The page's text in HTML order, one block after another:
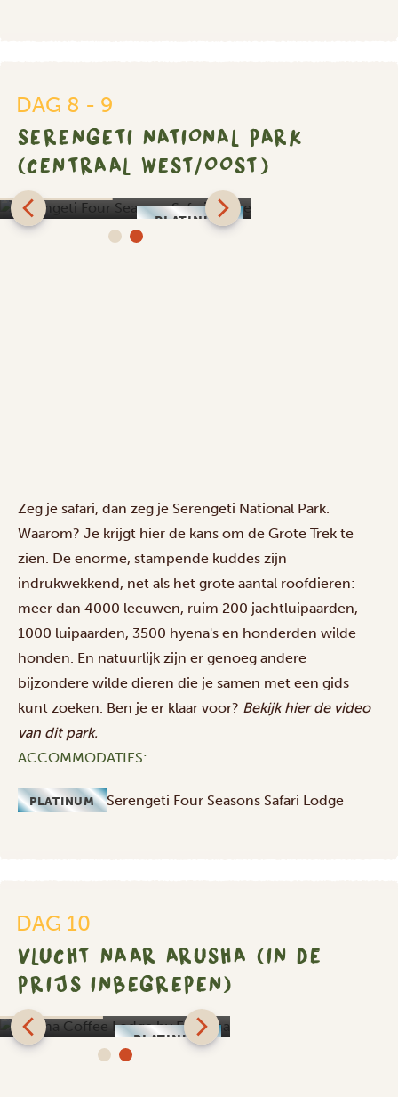
DAG 8 - 9
SERENGETI NATIONAL PARK
(CENTRAAL WEST/OOST)
PLATINUM
Serengeti Four Seasons
Zeg je safari, dan zeg je Serengeti National Park.
Waarom? Je krijgt hier de kans om de Grote Trek te
zien. De enorme, stampende kuddes zijn
indrukwekkend, net als het grote aantal roofdieren:
meer dan 4000 leeuwen, ruim 200 jachtluipaarden,
1000 luipaarden, 3500 hyena's en honderden wilde
honden. En natuurlijk zijn er genoeg andere
bijzondere wilde dieren die je samen met een gids
kunt zoeken. Ben je er klaar voor? Bekijkhierde video
van dit park.
ACCOMMODATIES:
PLATINUM Serengeti Four Seasons Safari Lodge
DAG 10
VLUCHT NAAR ARUSHA (IN DE
PRIJS INBEGREPEN)
PLATINUM
Arusha Coffee Lodge